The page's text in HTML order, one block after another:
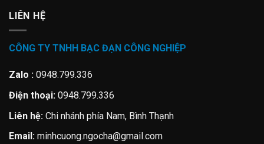
LIÊN HỆ
CÔNG TY TNHH BẠC ĐẠN CÔNG NGHIỆP
Zalo : 0948.799.336
Điện thoại: 0948.799.336
Liên hệ: Chi nhánh phía Nam, Bình Thạnh
Email: minhcuong.ngocha@gmail.com